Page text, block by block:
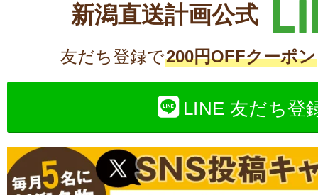
新潟直送計画公式
友だち登録で200円OFFクーポン
LINE 友だち登